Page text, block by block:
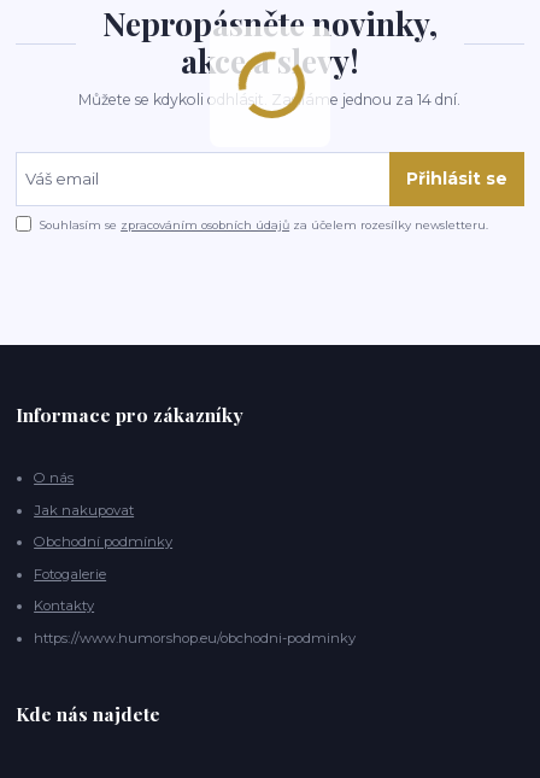
Nepropásněte novinky,
akce a slevy!
Můžete se kdykoli odhlásit. Zasíláme jednou za 14 dní.
Přihlásit se
Souhlasím se zpracováním osobních údajů za účelem rozesílky newsletteru.
Informace pro zákazníky
O nás
Jak nakupovat
Obchodní podmínky
Fotogalerie
Kontakty
https://www.humorshop.eu/obchodni-podminky
Kde nás najdete